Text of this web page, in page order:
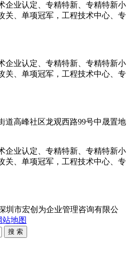
道高峰社区龙观西路99号中晟置地
圳市宏创为企业管理咨询有限公
站地图